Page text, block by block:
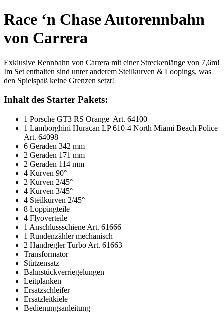
Race ‘n Chase Autorennbahn
von Carrera
Exklusive Rennbahn von Carrera mit einer Streckenlänge von 7,6m!
Im Set enthalten sind unter anderem Steilkurven & Loopings, was
den Spielspaß keine Grenzen setzt!
Inhalt des Starter Pakets:
1 Porsche GT3 RS Orange Art. 64100
1 Lamborghini Huracan LP 610-4 North Miami Beach Police
Art. 64098
6 Geraden 342 mm
2 Geraden 171 mm
2 Geraden 114 mm
4 Kurven 90°
2 Kurven 2/45°
4 Kurven 3/45°
4 Steilkurven 2/45°
8 Loppingteile
4 Flyoverteile
1 Anschlussschiene Art. 61666
1 Rundenzähler mechanisch
2 Handregler Turbo Art. 61663
Transformator
Stützensatz
Bahnstückverriegelungen
Leitplanken
Ersatzschleifer
Ersatzleitkiele
Bedienungsanleitung